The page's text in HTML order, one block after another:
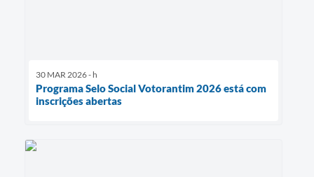
30 MAR 2026 - h
Programa Selo Social Votorantim 2026 está com
inscrições abertas